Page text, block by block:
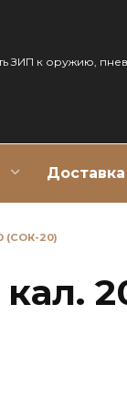
ЗИП к оружию,
Доставка
(СОК-20)